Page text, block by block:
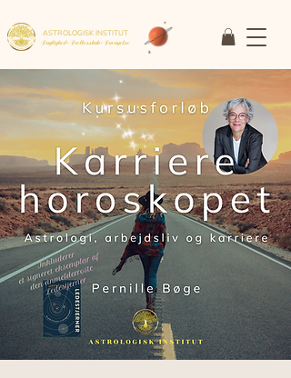
ASTROLOGISK INSTITUT
Faglighed • Fællesskab• Fornyelse